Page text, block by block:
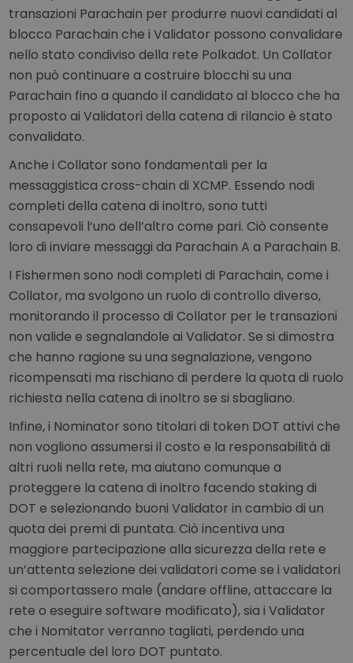
transazioni Parachain per produrre nuovi candidati al
blocco Parachain che i Validator possono convalidare
nello stato condiviso della rete Polkadot. Un Collator
non può continuare a costruire blocchi su una
Parachain fino a quando il candidato al blocco che ha
proposto ai Validatori della catena di rilancio è stato
convalidato.
Anche i Collator sono fondamentali per la
messaggistica cross-chain di XCMP. Essendo nodi
completi della catena di inoltro, sono tutti
consapevoli l’uno dell’altro come pari. Ciò consente
loro di inviare messaggi da Parachain A a Parachain B.
I Fishermen sono nodi completi di Parachain, come i
Collator, ma svolgono un ruolo di controllo diverso,
monitorando il processo di Collator per le transazioni
non valide e segnalandole ai Validator. Se si dimostra
che hanno ragione su una segnalazione, vengono
ricompensati ma rischiano di perdere la quota di ruolo
richiesta nella catena di inoltro se si sbagliano.
Infine, i Nominator sono titolari di token DOT attivi che
non vogliono assumersi il costo e la responsabilità di
altri ruoli nella rete, ma aiutano comunque a
proteggere la catena di inoltro facendo staking di
DOT e selezionando buoni Validator in cambio di un
quota dei premi di puntata. Ciò incentiva una
maggiore partecipazione alla sicurezza della rete e
un’attenta selezione dei validatori come se i validatori
si comportassero male (andare offline, attaccare la
rete o eseguire software modificato), sia i Validator
che i Nomitator verranno tagliati, perdendo una
percentuale del loro DOT puntato.